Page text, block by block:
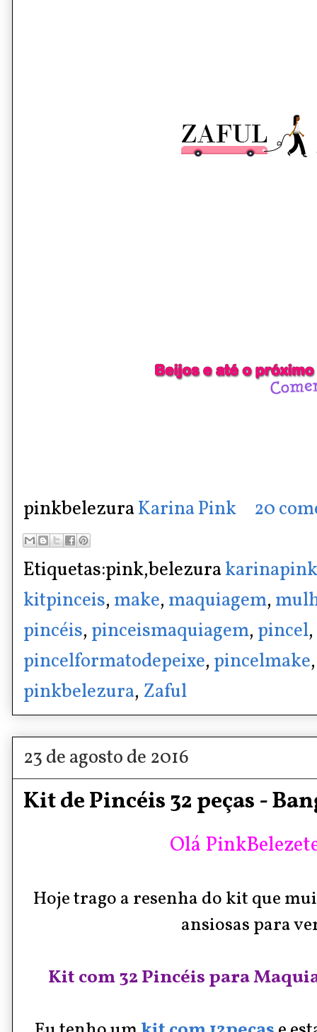
pinkbelezuraKarina Pink 20
Etiquetas:pink,belezurakarinapink
kitpinceis, make, maquiagem,
pincéis, pinceismaquiagem, pincel,
pincelformatodepeixe, pincelmake
pinkbelezura, Zaful
23 de agosto de 2016
Kit de Pincéis 32 peças -
Olá
Hoje trago a resenha do kit que
ansiosas para
Kit com 32 Pincéis para